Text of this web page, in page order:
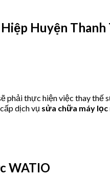
Huyện Thanh
thực hiện việc thay
dịch vụ sửa chữa máy
WATIO